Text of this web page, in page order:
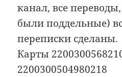
канал, все
были поддельные)
переписки сделаны.
Карты
2200300504980218